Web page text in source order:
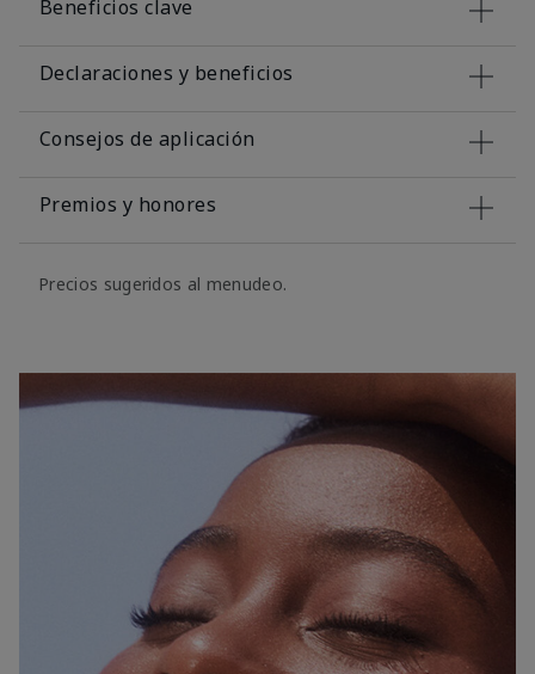
Beneficios clave
Declaraciones y beneficios
Consejos de aplicación
Premios y honores
Precios sugeridos al menudeo.